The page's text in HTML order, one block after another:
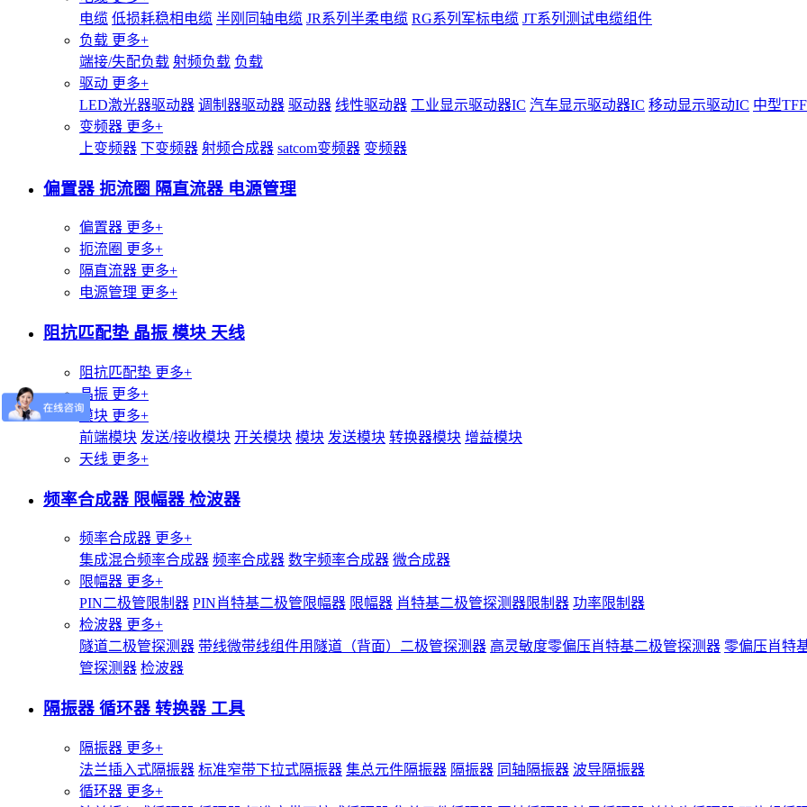
电缆 低损耗稳相电缆 半刚同轴电缆 JR系列半柔电缆 RG系列军标电缆 JT系列测试电缆组件
负载 更多+
端接/失配负载 射频负载 负载
驱动 更多+
LED激光器驱动器 调制器驱动器 驱动器 线性驱动器 工业显示驱动器IC 汽车显示驱动器IC 移动显示驱动IC 中型
变频器 更多+
上变频器 下变频器 射频合成器 satcom变频器 变频器
偏置器 扼流圈 隔直流器 电源管理
偏置器 更多+
扼流圈 更多+
隔直流器 更多+
电源管理 更多+
阻抗匹配垫 晶振 模块 天线
阻抗匹配垫 更多+
晶振 更多+
模块 更多+
前端模块 发送/接收模块 开关模块 模块 发送模块 转换器模块 增益模块
天线 更多+
频率合成器 限幅器 检波器
频率合成器 更多+
集成混合频率合成器 频率合成器 数字频率合成器 微合成器
限幅器 更多+
PIN二极管限制器 PIN肖特基二极管限幅器 限幅器 肖特基二极管探测器限制器 功率限制器
检波器 更多+
隧道二极管探测器 带线微带线组件用隧道（背面）二极管探测器 高灵敏度零偏压肖特基二极管探测器 零偏压肖特
管探测器 检波器
隔振器 循环器 转换器 工具
隔振器 更多+
法兰插入式隔振器 标准窄带下拉式隔振器 集总元件隔振器 隔振器 同轴隔振器 波导隔振器
循环器 更多+